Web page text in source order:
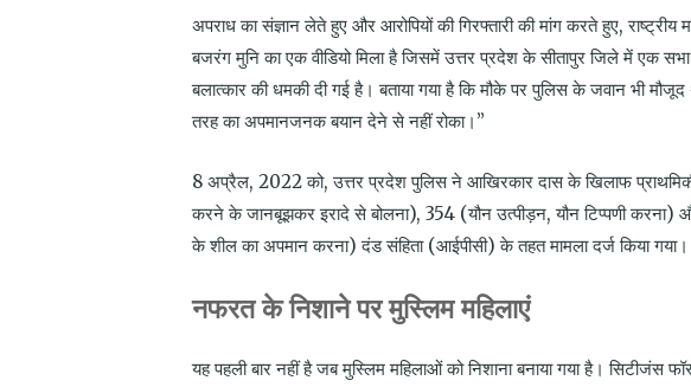
अपराध का संज्ञान लेते हुए और आरोपियों की गिरफ्तारी की मांग करते हुए,
बजरंग मुनि का एक वीडियो मिला है जिसमें उत्तर प्रदेश के सीतापुर जिले में एक
बलात्कार की धमकी दी गई है। बताया गया है कि मौके पर पुलिस के जवान भी
तरह का अपमानजनक बयान देने से नहीं रोका।”
8 अप्रैल, 2022 को, उत्तर प्रदेश पुलिस ने आखिरकार दास के खिलाफ प्राथमिकी
करने के जानबूझकर इरादे से बोलना), 354 (यौन उत्पीड़न, यौन टिप्पणी करना)
के शील का अपमान करना) दंड संहिता (आईपीसी) के तहत मामला दर्ज किया गया।
नफरत के निशाने पर मुस्लिम महिलाएं
यह पहली बार नहीं है जब मुस्लिम महिलाओं को निशाना बनाया गया है।